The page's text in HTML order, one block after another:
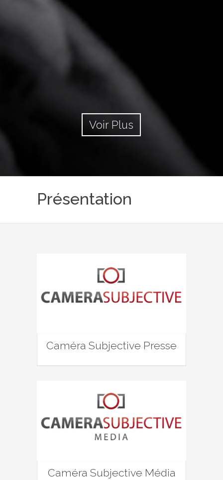
Voir Plus
Présentation
Caméra Subjective Presse
Caméra Subjective Média